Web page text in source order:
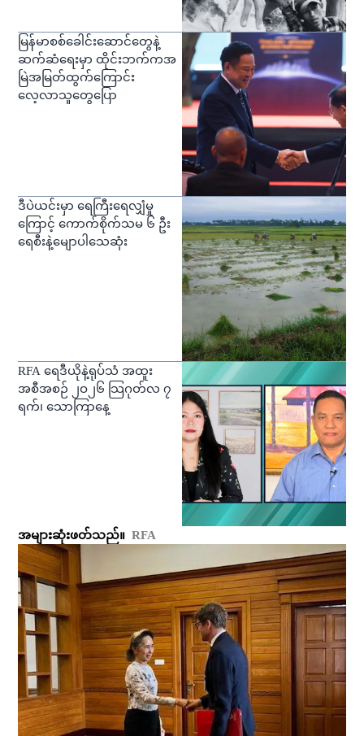
မြန်မာစစ်ခေါင်းဆောင်တွေနဲ့
ဆက်ဆံရေးမှာ ထိုင်းဘက်ကအ
မြဲအမြတ်ထွက်ကြောင်း
လေ့လာသူတွေပြော
ဒီပဲယင်းမှာ ရေကြီးရေလျှံမှု
ကြောင့် ကောက်စိုက်သမ ၆ ဦး
ရေစီးနဲ့မျောပါသေဆုံး
RFA ရေဒီယိုနဲ့ရုပ်သံ အထူး
အစီအစဉ် ၂ဝ၂၆ သြဂုတ်လ ၇
ရက်၊ သောကြာနေ့
အများဆုံးဖတ်သည်။ RFA